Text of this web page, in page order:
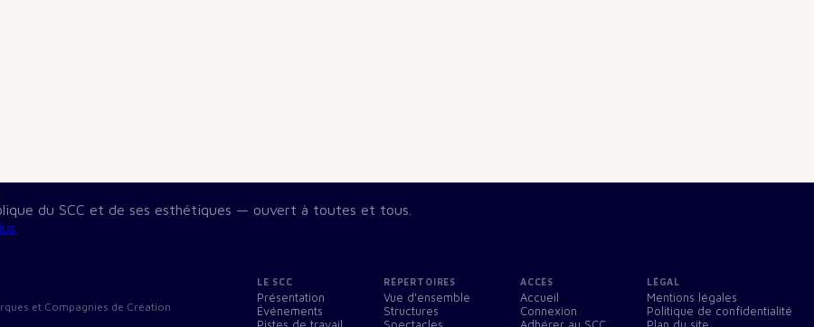
du SCC et de ses esthétiques — ouvert à toutes et tous.
et Compagnies de Création
LE SCC
Présentation
Événements
RÉPERTOIRES
Vue d'ensemble
Structures
ACCÈS
Accueil
Connexion
LÉGAL
Mentions légales
Politique de confidentialité